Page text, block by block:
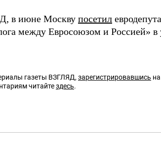
в июне Москву посетил
между Евросоюзом и Россией» в
газеты ВЗГЛЯД,зарегистрировавшись
читайтездесь.